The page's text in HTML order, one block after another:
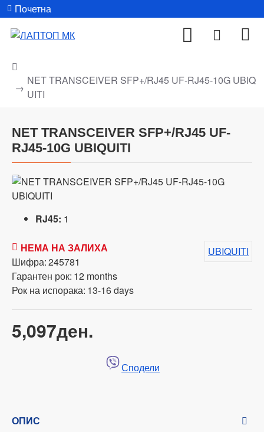
Почетна
NET TRANSCEIVER SFP+/RJ45 UF-RJ45-10G UBIQ
UITI
NET TRANSCEIVER SFP+/RJ45 UF-
RJ45-10G UBIQUITI
RJ45: 1
5,097ден.
НЕМА НА ЗАЛИХА
Шифра:245781
Гарантен рок: 12 months
Рок на испорака: 13-16 days
UBIQUITI
Сподели
ОПИС